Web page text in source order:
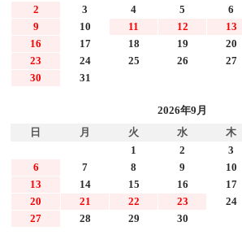
2
3 4 5 6
9
10 11 12 13
16
17 18 19 20
23
24 25 26 27
30
31
2026年9月
日
月 火 水 木
1
2 3
6
7 8 9 10
13
14 15 16 17
20
21 22 23 24
27
28 29 30